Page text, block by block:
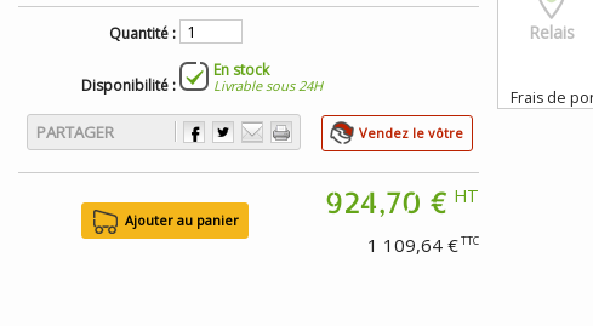
Quantité :
Disponibilité :
En stock
Livrable sous 24H
PARTAGER Vendez le vôtre
924,70 € HT
1 109,64 €TTC
Relais
Frais de